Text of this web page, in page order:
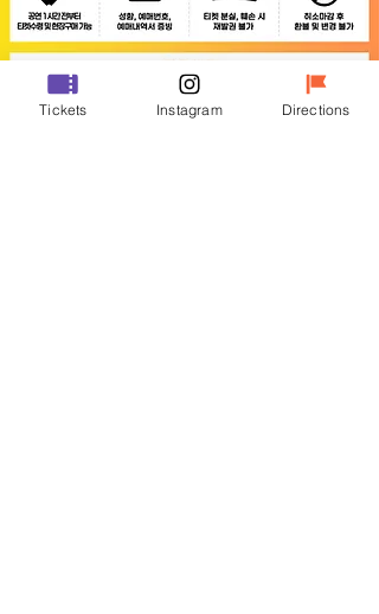
Tickets Instagram Directions